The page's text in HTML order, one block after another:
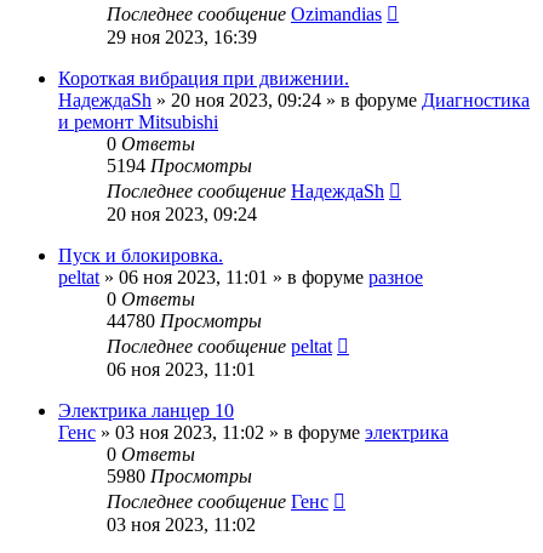
Последнее сообщение Ozimandias
29 ноя 2023, 16:39
Короткая вибрация при движении.
НадеждаSh » 20 ноя 2023, 09:24 » в форуме Диагностика
и ремонт Mitsubishi
0 Ответы
5194 Просмотры
Последнее сообщение НадеждаSh
20 ноя 2023, 09:24
Пуск и блокировка.
peltat » 06 ноя 2023, 11:01 » в форуме разное
0 Ответы
44780 Просмотры
Последнее сообщение peltat
06 ноя 2023, 11:01
Электрика ланцер 10
Генс » 03 ноя 2023, 11:02 » в форуме электрика
0 Ответы
5980 Просмотры
Последнее сообщение Генс
03 ноя 2023, 11:02